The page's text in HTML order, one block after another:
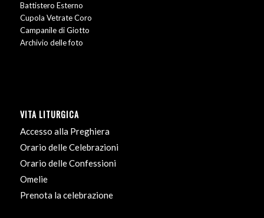
Battistero Esterno
Cupola Vetrate Coro
Campanile di Giotto
Archivio delle foto
VITA LITURGICA
Accesso alla Preghiera
Orario delle Celebrazioni
Orario delle Confessioni
Omelie
Prenota la celebrazione